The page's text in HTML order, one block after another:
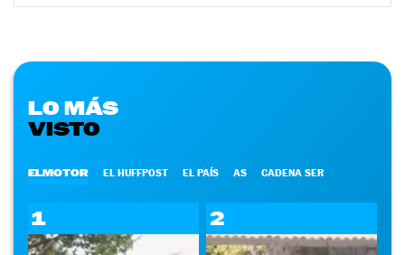
LO MÁS
VISTO
ELMOTOR EL HUFFPOST EL PAÍS AS CADENA SER
1 2